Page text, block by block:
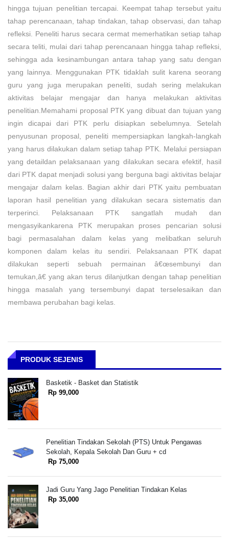
hingga tujuan penelitian tercapai. Keempat tahap tersebut yaitu
tahap perencanaan, tahap tindakan, tahap observasi, dan tahap
refleksi. Peneliti harus secara cermat memerhatikan setiap tahap
secara teliti, mulai dari tahap perencanaan hingga tahap refleksi,
sehingga ada kesinambungan antara tahap yang satu dengan
yang lainnya. Menggunakan PTK tidaklah sulit karena seorang
guru yang juga merupakan peneliti, sudah sering melakukan
aktivitas belajar mengajar dan hanya melakukan aktivitas
penelitian.Memahami proposal PTK yang dibuat dan tujuan yang
ingin dicapai dari PTK perlu disiapkan sebelumnya. Setelah
penyusunan proposal, peneliti mempersiapkan langkah-langkah
yang harus dilakukan dalam setiap tahap PTK. Melalui persiapan
yang detaildan pelaksanaan yang dilakukan secara efektif, hasil
dari PTK dapat menjadi solusi yang berguna bagi aktivitas belajar
mengajar dalam kelas. Bagian akhir dari PTK yaitu pembuatan
laporan hasil penelitian yang dilakukan secara sistematis dan
terperinci. Pelaksanaan PTK sangatlah mudah dan
mengasyikankarena PTK merupakan proses pencarian solusi
bagi permasalahan dalam kelas yang melibatkan seluruh
komponen dalam kelas itu sendiri. Pelaksanaan PTK dapat
dilakukan seperti sebuah permainan â€œsembunyi dan
temukan,â€ yang akan terus dilanjutkan dengan tahap penelitian
hingga masalah yang tersembunyi dapat terselesaikan dan
membawa perubahan bagi kelas.
PRODUK SEJENIS
Basketik - Basket dan Statistik
Rp 99,000
Penelitian Tindakan Sekolah (PTS) Untuk Pengawas
Sekolah, Kepala Sekolah Dan Guru + cd
Rp 75,000
Jadi Guru Yang Jago Penelitian Tindakan Kelas
Rp 35,000